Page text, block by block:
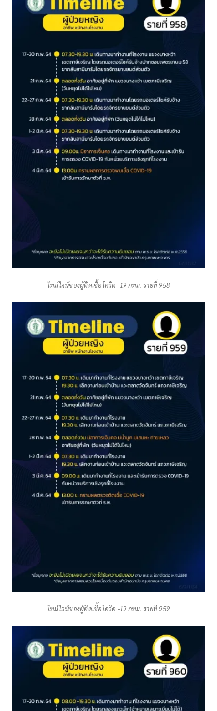
ไทม์ไลน์ของผู้ติดเชื้อโควิด -19 กทม. รายที่ 958
ไทม์ไลน์ของผู้ติดเชื้อโควิด -19 กทม. รายที่ 959